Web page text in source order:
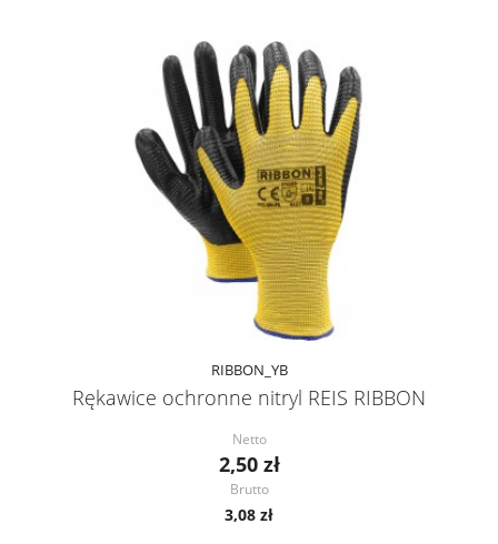
RIBBON_YB
Rękawice ochronne nitryl REIS RIBBON
Netto
2,50 zł
Brutto
3,08 zł